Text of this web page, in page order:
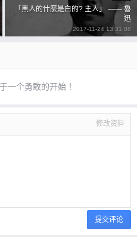
「黑人的什麼是白的? 主人」 —— 魯
迅
2017-11-24 13:31:08
一个勇敢的开始！
修改资料
提交评论